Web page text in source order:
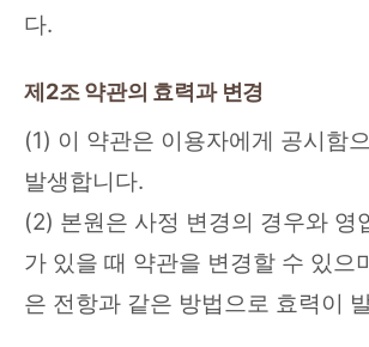
다.
제2조 약관의 효력과 변경
(1) 이 약관은 이용자에게 공시함
발생합니다.
(2) 본원은 사정 변경의 경우와 영
가 있을 때 약관을 변경할 수 있으
은 전항과 같은 방법으로 효력이